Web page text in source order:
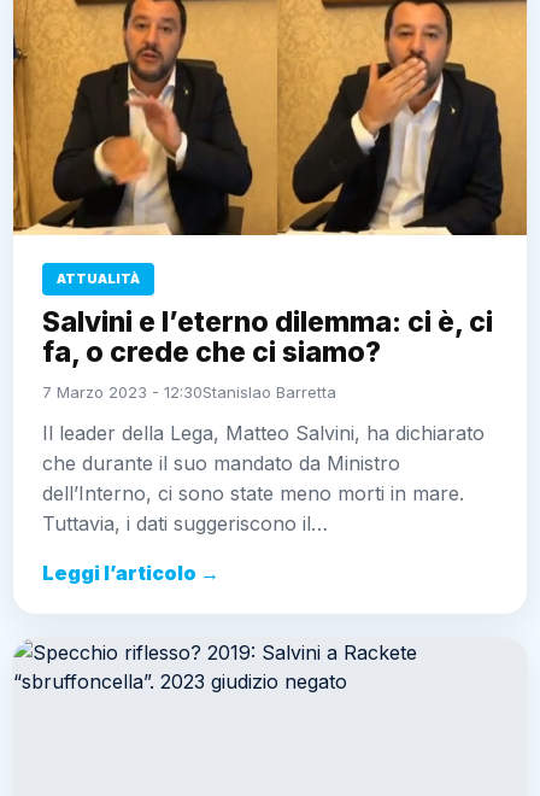
ATTUALITÀ
Salvini e l’eterno dilemma: ci è, ci
fa, o crede che ci siamo?
7 Marzo 2023 - 12:30Stanislao Barretta
Il leader della Lega, Matteo Salvini, ha dichiarato
che durante il suo mandato da Ministro
dell’Interno, ci sono state meno morti in mare.
Tuttavia, i dati suggeriscono il…
Leggi l’articolo →